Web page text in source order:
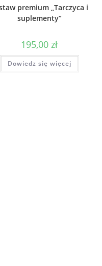
premium „Tarczyca i
suplementy”
195,00zł
Dowiedz się więcej